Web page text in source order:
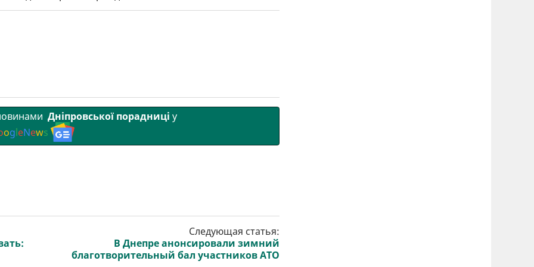
Дніпровської порадниці у
ogleNews
Следующая статья:
В Днепре анонсировали зимний
благотворительный бал участников АТО